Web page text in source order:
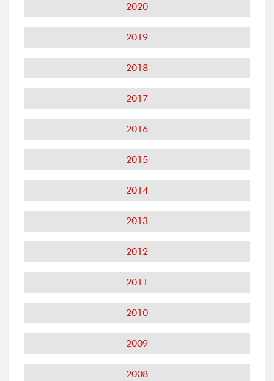
2020
2019
2018
2017
2016
2015
2014
2013
2012
2011
2010
2009
2008